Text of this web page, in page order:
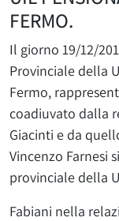
FERMO.
Il giorno 19/12/
Provinciale della
Fermo,
coadiuvato dalla
Giacinti e da
Vincenzo Farnesi
provinciale della
Fabiani nella